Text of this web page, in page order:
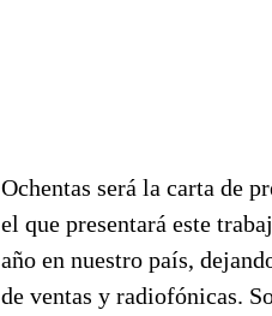
Ochentas será la carta de
el que presentará este
año en nuestro país,
de ventas y radiofónicas.